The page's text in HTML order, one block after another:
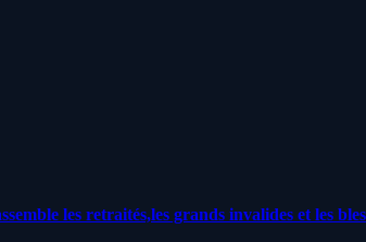
les retraités,les grands invalides et les